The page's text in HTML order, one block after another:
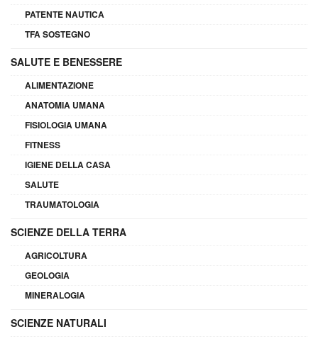
PATENTE NAUTICA
TFA SOSTEGNO
SALUTE E BENESSERE
ALIMENTAZIONE
ANATOMIA UMANA
FISIOLOGIA UMANA
FITNESS
IGIENE DELLA CASA
SALUTE
TRAUMATOLOGIA
SCIENZE DELLA TERRA
AGRICOLTURA
GEOLOGIA
MINERALOGIA
SCIENZE NATURALI